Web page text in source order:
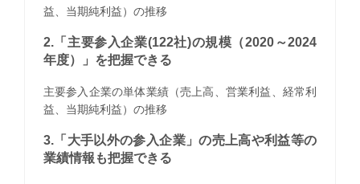
益、当期純利益）の推移
2.「主要参入企業(122社)の規模（2020～2024
年度）」を把握できる
主要参入企業の単体業績（売上高、営業利益、経常利
益、当期純利益）の推移
3.「大手以外の参入企業」の売上高や利益等の
業績情報も把握できる